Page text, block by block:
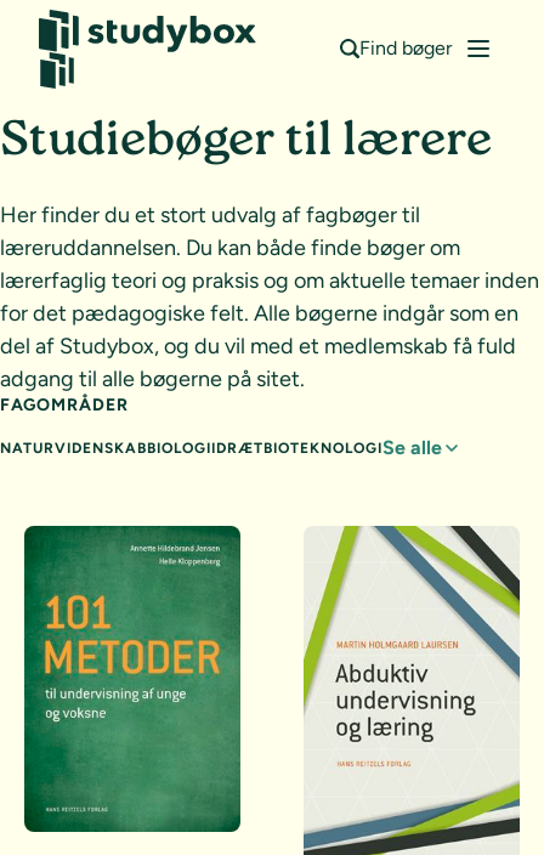
Find bøger
Studiebøger til lærere
Her finder du et stort udvalg af fagbøger til
læreruddannelsen. Du kan både finde bøger om
lærerfaglig teori og praksis og om aktuelle temaer inden
for det pædagogiske felt. Alle bøgerne indgår som en
del af Studybox, og du vil med et medlemskab få fuld
adgang til alle bøgerne på sitet.
FAGOMRÅDER
NATURVIDENSKABBIOLOGIIDRÆTBIOTEKNOLOGISe alle